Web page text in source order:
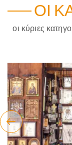
ΟΙ
οι κύριες